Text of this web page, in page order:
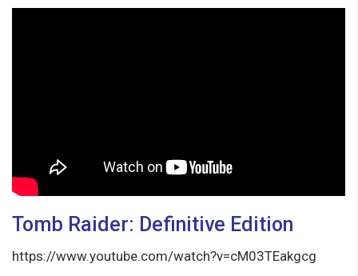
Tomb Raider: Definitive Edition
https://www.youtube.com/watch?v=cM03TEakgcg